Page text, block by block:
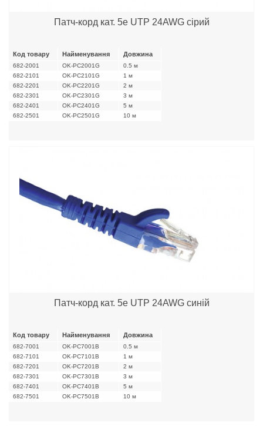
Патч-корд кат. 5е UTP 24AWG сірий
Код товару Найменування Довжина
682-2001 OK-PC2001G
0.5 м
682-2101
OK-PC2101G
1 м
682-2201
OK-PC2201G
2 м
682-2301
OK-PC2301G
3 м
682-2401
OK-PC2401G
5 м
682-2501
OK-PC2501G 10 м
Патч-корд кат. 5е UTP 24AWG синій
Код товару Найменування Довжина
682-7001 OK-PC7001B
0.5 м
682-7101
OK-PC7101B
1 м
682-7201
OK-PC7201B
2 м
682-7301
OK-PC7301B
3 м
682-7401
OK-PC7401B
5 м
682-7501
OK-PC7501B 10 м